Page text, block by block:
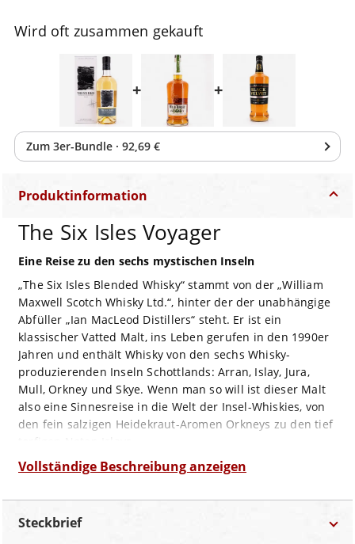
Wird oft zusammen gekauft
+ +
Zum 3er-Bundle · 92,69 €
Produktinformation
The Six Isles Voyager
Eine Reise zu den sechs mystischen Inseln
„The Six Isles Blended Whisky“ stammt von der „William
Maxwell Scotch Whisky Ltd.“, hinter der der unabhängige
Abfüller „Ian MacLeod Distillers“ steht. Er ist ein
klassischer Vatted Malt, ins Leben gerufen in den 1990er
Jahren und enthält Whisky von den sechs Whisky-
produzierenden Inseln Schottlands: Arran, Islay, Jura,
Mull, Orkney und Skye. Wenn man so will ist dieser Malt
also eine Sinnesreise in die Welt der Insel-Whiskies, von
den fein salzigen Heidekraut-Aromen Orkneys zu den tief
Whisky-Experte Jim Murray schrieb 2004 über den „Six
Isles Whisky“, er halte ihn für den besten Standard Vatted
Vollständige Beschreibung anzeigen
Steckbrief